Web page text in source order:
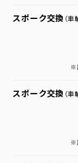
スポーク交換 （
※
スポーク交換 （
※